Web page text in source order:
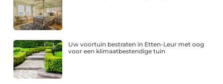
Uw voortuin bestraten in Etten-Leur met oog
voor een klimaatbestendige tuin